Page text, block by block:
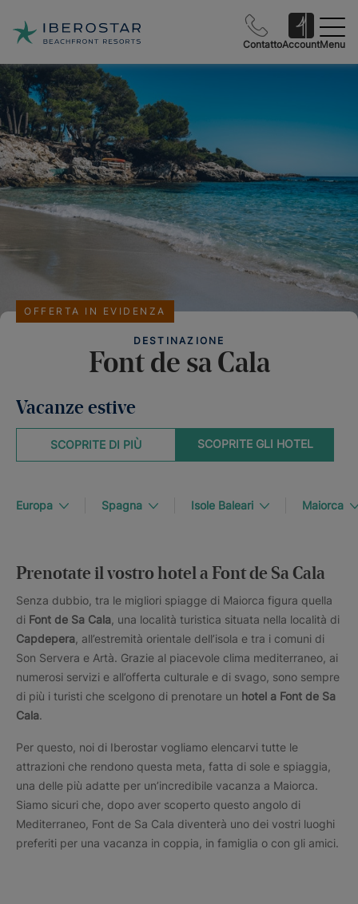
ContattoAccountMenu
DESTINAZIONE
Font de sa Cala
OFFERTA IN EVIDENZA
Vacanze estive
SCOPRITE GLI HOTEL
SCOPRITE DI PIÙ
Europa Spagna Isole Baleari Maiorca
Prenotate il vostro hotel a Font de Sa Cala
Senza dubbio, tra le migliori spiagge di Maiorca figura quella
di Font de Sa Cala , una località turistica situata nella località di
Capdepera , all’estremità orientale dell’isola e tra i comuni di
Son Servera e Artà. Grazie al piacevole clima mediterraneo, ai
numerosi servizi e all’offerta culturale e di svago, sono sempre
di più i turisti che scelgono di prenotare un hotel a Font de Sa
Cala.
Per questo, noi di Iberostar vogliamo elencarvi tutte le
attrazioni che rendono questa meta, fatta di sole e spiaggia,
una delle più adatte per un’incredibile vacanza a Maiorca.
Siamo sicuri che, dopo aver scoperto questo angolo di
Mediterraneo, Font de Sa Cala diventerà uno dei vostri luoghi
preferiti per una vacanza in coppia, in famiglia o con gli amici.